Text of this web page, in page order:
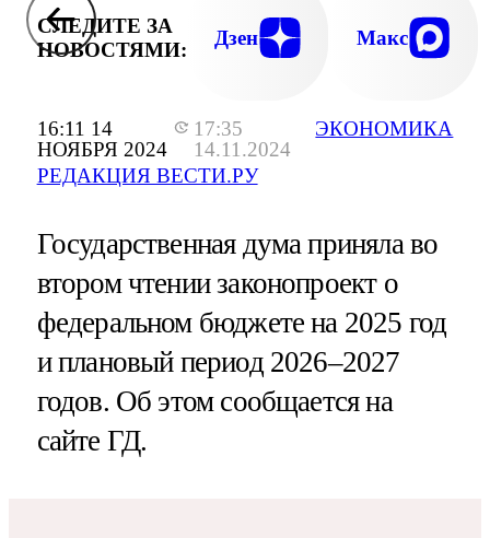
16:11 14
НОЯБРЯ 2024
17:35
14.11.2024
РЕДАКЦИЯ ВЕСТИ.РУ
ЭКОНОМИКА
СЛЕДИТЕ ЗА
НОВОСТЯМИ:
Дзен Макс
Государственная дума приняла во
втором чтении законопроект о
федеральном бюджете на 2025 год
и плановый период 2026–2027
годов. Об этом сообщается на
сайте ГД.